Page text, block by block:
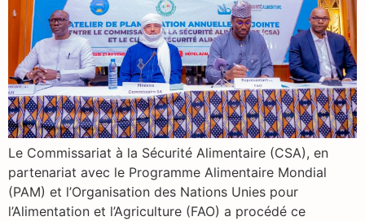
Le Commissariat à la Sécurité Alimentaire (CSA), en
partenariat avec le Programme Alimentaire Mondial
(PAM) et l’Organisation des Nations Unies pour
l’Alimentation et l’Agriculture (FAO) a procédé ce